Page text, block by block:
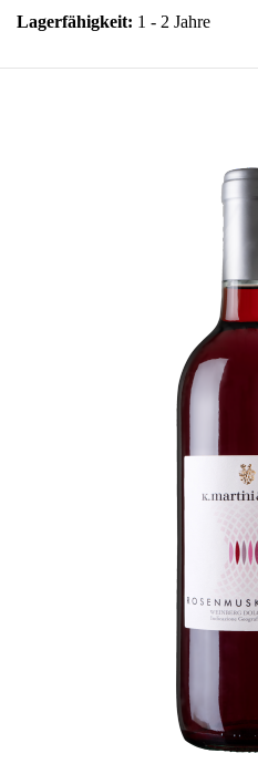
Lagerfähigkeit: 1 - 2 Jahre